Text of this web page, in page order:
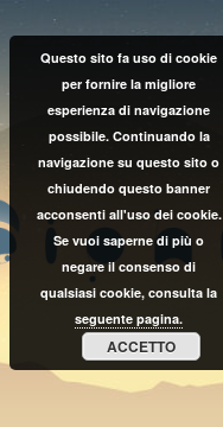
Questo sito fa uso di cookie
per fornire la migliore
esperienza di navigazione
possibile. Continuando la
navigazione su questo sito o
chiudendo questo banner
acconsenti all'uso dei cookie.
Se vuoi saperne di più o
negare il consenso di
qualsiasi cookie, consulta la
seguente pagina.
ACCETTO